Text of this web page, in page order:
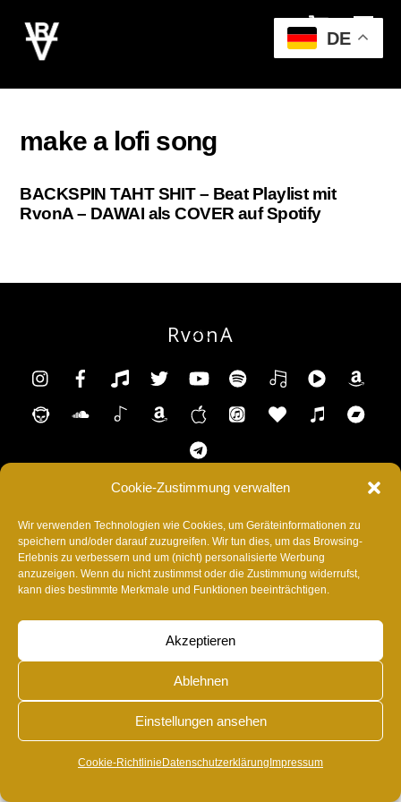
Cookie-Zustimmung verwalten
Wir verwenden Technologien wie Cookies, um Geräteinformationen zu
speichern und/oder darauf zuzugreifen. Wir tun dies, um das Browsing-
Erlebnis zu verbessern und um (nicht) personalisierte Werbung
anzuzeigen. Wenn du nicht zustimmst oder die Zustimmung widerrufst,
kann dies bestimmte Merkmale und Funktionen beeinträchtigen.
Akzeptieren
Ablehnen
Einstellungen ansehen
Cookie-Richtlinie Datenschutzerklärung Impressum
content
Cart
make a lofi song
BACKSPIN TAHT SHIT – Beat Playlist mit
RvonA – DAWAI als COVER auf Spotify
Back
Top
RvonA
Insta Facebook YouTubeSpotifyDeezer YouTube
Music
SoundCloud
ShazamAmazonMusic
Music
Appel
ITunes Anghami
Tidal
DATENSCHUTZERKLÄRUNG
SUPPORT
BLOG
COOKIE-RICHTLINIE (EU)
© RvonA2026
DE